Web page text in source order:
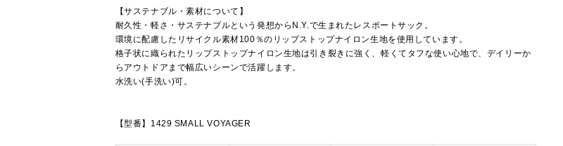
【サステナブル・素材について】
耐久性・軽さ・サステナブルという発想からN.Y.で生まれたレスポートサック。
環境に配慮したリサイクル素材100％のリップストップナイロン生地を使用しています。
格子状に織られたリップストップナイロン生地は引き裂きに強く、軽くてタフな使い心地で、デイリーか
らアウトドアまで幅広いシーンで活躍します。
水洗い(手洗い)可。
【型番】1429 SMALL VOYAGER